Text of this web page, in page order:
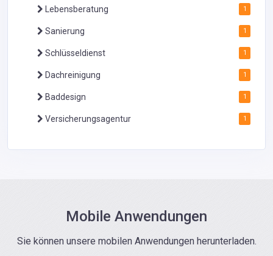
Lebensberatung 1
Sanierung 1
Schlüsseldienst 1
Dachreinigung 1
Baddesign 1
Versicherungsagentur 1
Mobile Anwendungen
Sie können unsere mobilen Anwendungen herunterladen.